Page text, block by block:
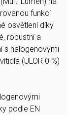
funkcí
osvětlení díky
robustní a
s halogenovými
(ULOR 0 %)
podle EN